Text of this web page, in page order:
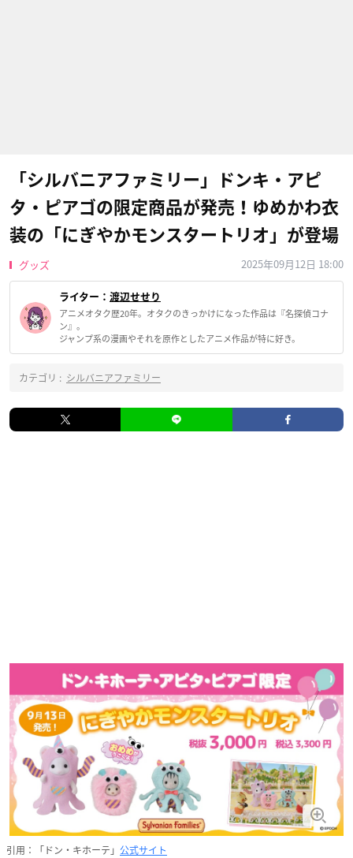
「シルバニアファミリー」ドンキ・アピ
タ・ピアゴの限定商品が発売！ゆめかわ衣
装の「にぎやかモンスタートリオ」が登場
グッズ 2025年09月12日 18:00
ライター： 渡辺せせり
アニメオタク歴20年。オタクのきっかけになった作品は『名探偵コナ
ン』。
ジャンプ系の漫画やそれを原作としたアニメ作品が特に好き。
カテゴリ : シルバニアファミリー
引用：「ドン・キホーテ」 公式サイト